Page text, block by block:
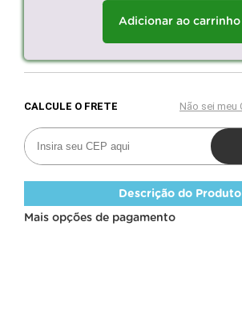
Adicionar ao carrinho
Descrição do Produto
Mais opções de pagamento